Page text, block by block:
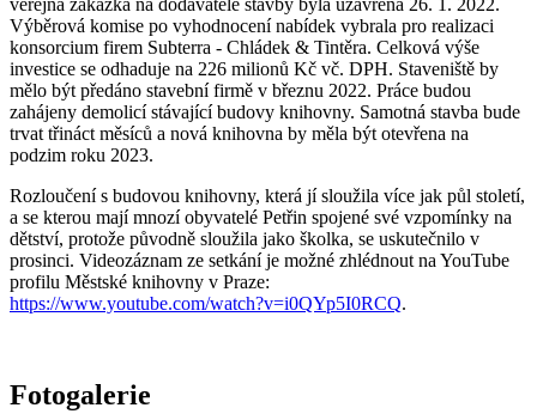
veřejná zakázka na dodavatele stavby byla uzavřena 26. 1. 2022.
Výběrová komise po vyhodnocení nabídek vybrala pro realizaci
konsorcium firem Subterra - Chládek & Tintěra. Celková výše
investice se odhaduje na 226 milionů Kč vč. DPH. Staveniště by
mělo být předáno stavební firmě v březnu 2022. Práce budou
zahájeny demolicí stávající budovy knihovny. Samotná stavba bude
trvat třináct měsíců a nová knihovna by měla být otevřena na
podzim roku 2023.
Rozloučení s budovou knihovny, která jí sloužila více jak půl století,
a se kterou mají mnozí obyvatelé Petřin spojené své vzpomínky na
dětství, protože původně sloužila jako školka, se uskutečnilo v
prosinci. Videozáznam ze setkání je možné zhlédnout na YouTube
profilu Městské knihovny v Praze:
https://www.youtube.com/watch?v=i0QYp5I0RCQ.
Fotogalerie